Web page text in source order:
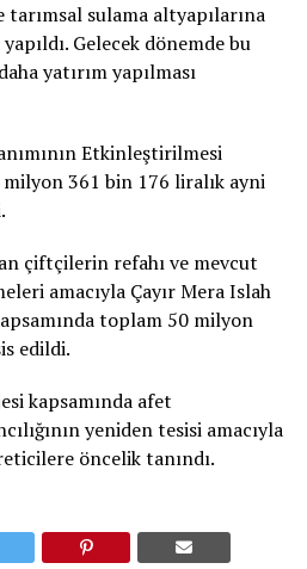
sulama altyapılarına
Gelecek dönemde bu
yatırım yapılması
Etkinleştirilmesi
milyon 361 bin 176 liralık ayni
çiftçilerin refahı ve mevcut
amacıyla Çayır Mera Islah
toplam 50 milyon
edildi.
kapsamında afet
yeniden tesisi amacıyla
öncelik tanındı.